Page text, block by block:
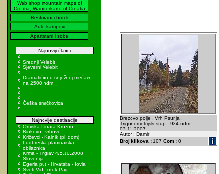
Web shop mountain maps of
Croatia, Wanderkarte of Croatia
Restorani i hoteli
Auto kampovi
Apartmani i sobe
Najnoviji članci
Srednji Velebit
Sjeverni Velebit
Dramatično u snježnoj mećavi
na 2500 ndm
Češka smrčkovica
Najnovije destinacije
Omiska Dinara Kruzno
Biokovo - vrhovi
Križevci - Kalnik (pl. dom)
Ludbreška planinarska
obilaznica
Krma - Triglav 4/5.10.2008
Slovenija
Egeria put - Hrvatska - Iovia
Sveti Vid - otok Pag
Brezovo polje . Vrh Psunja .
Trigonometrijski stup . 984 ndm .
03.11.2007
Autor : Damir
Broj klikova :107 Com :0